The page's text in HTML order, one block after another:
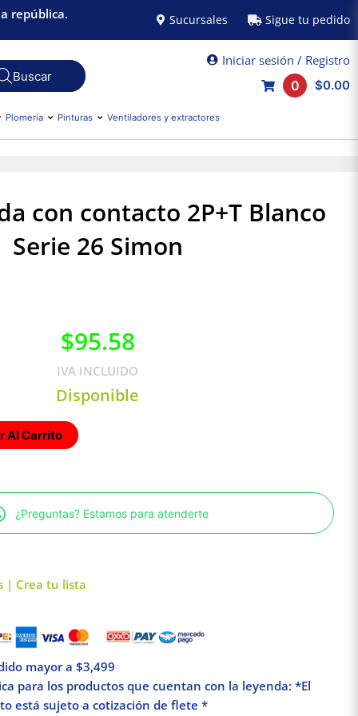
república. Sucursales Sigue tu pedido
Iniciar sesión / Registro
0
$0.00
Plomería Pinturas Ventiladores y extractores
con contacto 2P+T Blanco
Serie 26 Simon
$95.58
IVA INCLUIDO
Disponible
Al Carrito
¿Preguntas? Estamos para atenderte
| Crea tu lista
mayor a $3,499
para los productos que cuentan con la leyenda: *El
está sujeto a cotización de flete *